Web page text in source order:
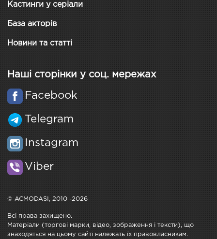
Кастинги у серіали
База акторів
Новини та статті
Наші сторінки у соц. мережах
Facebook
Telegram
Instagram
Viber
© ACMODASI, 2010 -2026
Всі права захищено.
Матеріали (торгові марки, відео, зображення і тексти), що
знаходяться на цьому сайті належать їх правовласникам.